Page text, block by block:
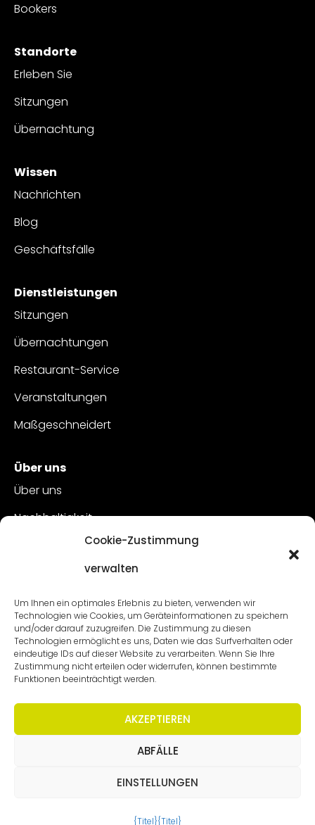
Cookie-Zustimmung
verwalten
Um Ihnen ein optimales Erlebnis zu bieten, verwenden wir
Technologien wie Cookies, um Geräteinformationen zu speichern
und/oder darauf zuzugreifen. Die Zustimmung zu diesen
Technologien ermöglicht es uns, Daten wie das Surfverhalten oder
eindeutige IDs auf dieser Website zu verarbeiten. Wenn Sie Ihre
Zustimmung nicht erteilen oder widerrufen, können bestimmte
Funktionen beeinträchtigt werden.
AKZEPTIEREN
ABFÄLLE
EINSTELLUNGEN
{Titel}{Titel}
Bookers
Standorte
Erleben Sie
Sitzungen
Übernachtung
Wissen
Nachrichten
Blog
Geschäftsfälle
Dienstleistungen
Sitzungen
Übernachtungen
Restaurant-Service
Veranstaltungen
Maßgeschneidert
Über uns
Über uns
Nachhaltigkeit
Kundenbetreuung
Offene Stellen
Kontakt
|Erklärung zum Datenschutz